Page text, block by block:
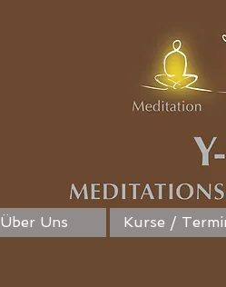
Über Uns Kurse /